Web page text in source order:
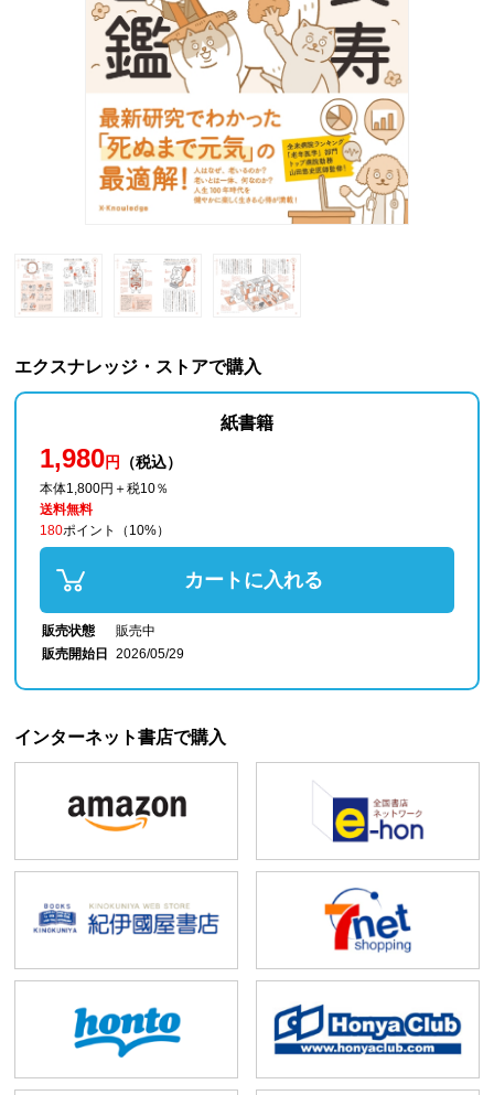
エクスナレッジ・ストアで購入
紙書籍
1,980円 （税込）
本体1,800円＋税10％
送料無料
180ポイント （10%）
カートに入れる
販売状態
販売中
販売開始日 2026/05/29
インターネット書店で購入